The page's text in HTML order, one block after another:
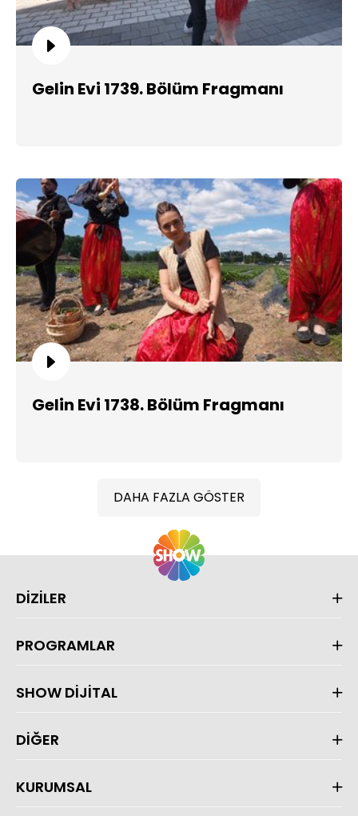
Gelin Evi 1739. Bölüm Fragmanı
Gelin Evi 1738. Bölüm Fragmanı
DAHA FAZLA GÖSTER
DİZİLER
PROGRAMLAR
SHOW DİJİTAL
DİĞER
KURUMSAL